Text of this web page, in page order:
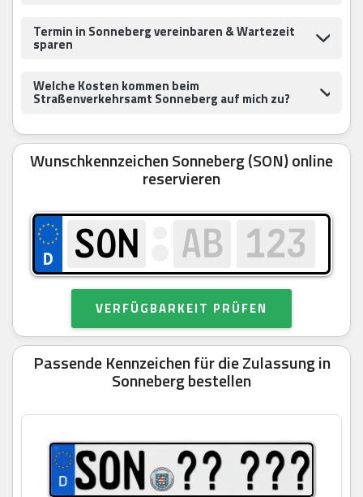
Termin in Sonneberg vereinbaren & Wartezeit
sparen
Welche Kosten kommen beim
Straßenverkehrsamt Sonneberg auf mich zu?
Wunschkennzeichen Sonneberg (SON) online
reservieren
VERFÜGBARKEIT PRÜFEN
Passende Kennzeichen für die Zulassung in
Sonneberg bestellen